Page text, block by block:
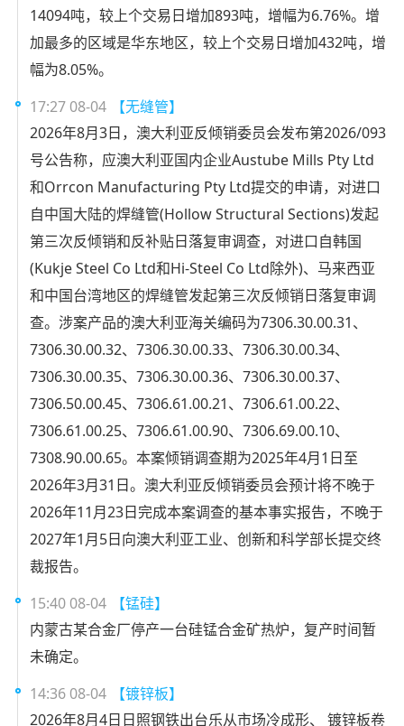
14094吨，较上个交易日增加893吨，增幅为6.76%。增
加最多的区域是华东地区，较上个交易日增加432吨，增
幅为8.05%。
17:27 08-04
【无缝管】
2026年8月3日，澳大利亚反倾销委员会发布第2026/093
号公告称，应澳大利亚国内企业Austube Mills Pty Ltd
和Orrcon Manufacturing Pty Ltd提交的申请，对进口
自中国大陆的焊缝管(Hollow Structural Sections)发起
第三次反倾销和反补贴日落复审调查，对进口自韩国
(Kukje Steel Co Ltd和Hi-Steel Co Ltd除外)、马来西亚
和中国台湾地区的焊缝管发起第三次反倾销日落复审调
查。涉案产品的澳大利亚海关编码为7306.30.00.31、
7306.30.00.32、7306.30.00.33、7306.30.00.34、
7306.30.00.35、7306.30.00.36、7306.30.00.37、
7306.50.00.45、7306.61.00.21、7306.61.00.22、
7306.61.00.25、7306.61.00.90、7306.69.00.10、
7308.90.00.65。本案倾销调查期为2025年4月1日至
2026年3月31日。澳大利亚反倾销委员会预计将不晚于
2026年11月23日完成本案调查的基本事实报告，不晚于
2027年1月5日向澳大利亚工业、创新和科学部长提交终
裁报告。
15:40 08-04
【锰硅】
内蒙古某合金厂停产一台硅锰合金矿热炉，复产时间暂
未确定。
14:36 08-04
【镀锌板】
2026年8月4日日照钢铁出台乐从市场冷成形、 镀锌板卷